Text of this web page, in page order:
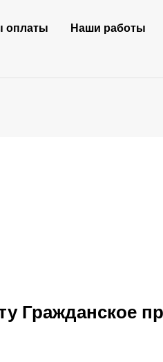
оплаты Наши работы
Гражданское